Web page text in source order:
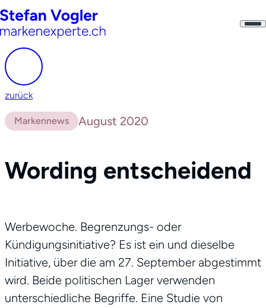
zurück
Markennews August 2020
Wording entscheidend
Werbewoche. Begrenzungs- oder
Kündigungsinitiative? Es ist ein und dieselbe
Initiative, über die am 27. September abgestimmt
wird. Beide politischen Lager verwenden
unterschiedliche Begriffe. Eine Studie von